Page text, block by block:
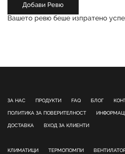
Добави Ревю
Вашето ревю беше изпратено
ЗА НАС ПРОДУКТИ FAQ БЛОГ
ПОЛИТИКА ЗА ПОВЕРИТЕЛНОСТ
ДОСТАВКА ВХОД ЗА КЛИЕНТИ
КЛИМАТИЦИ ТЕРМОПОМПИ